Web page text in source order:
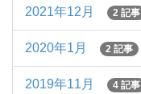
2021年12月 2 記事
2020年1月 2 記事
2019年11月 4 記事